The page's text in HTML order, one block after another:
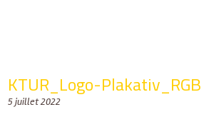
KTUR_Logo-Plakativ_RGB
5 juillet 2022